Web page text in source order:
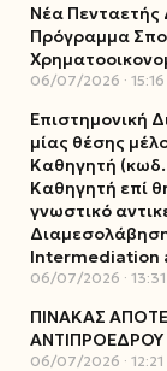
Νέα Πενταετής
Πρόγραμμα
06/07/2026 15:16
Επιστημονική
μίας θέσης
Καθηγητή
Καθηγητή επί
γνωστικό
Intermediation
06/07/2026 13:31
ΠΙΝΑΚΑΣ
06/07/2026 12:21